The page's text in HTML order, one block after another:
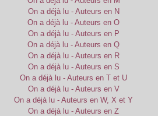
On a déjà lu - Auteurs en N
On a déjà lu - Auteurs en O
On a déjà lu - Auteurs en P
On a déjà lu - Auteurs en Q
On a déjà lu - Auteurs en R
On a déjà lu - Auteurs en S
On a déjà lu - Auteurs en T et U
On a déjà lu - Auteurs en V
On a déjà lu - Auteurs en W, X et Y
On a déjà lu - Auteurs en Z